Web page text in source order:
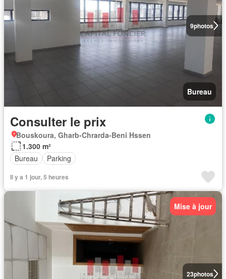
9photos
Bureau
Consulter le prix
Bouskoura, Gharb-Chrarda-Beni Hssen
1.300 m²
Bureau
Parking
Il y a 1 jour, 5 heures
23photos
Mise à jour